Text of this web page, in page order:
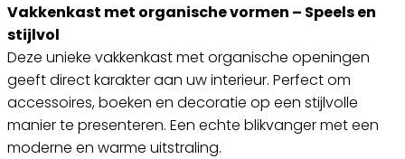
was:
is:
Vakkenkast met organische vormen – Speels en
stijlvol
Deze unieke vakkenkast met organische openingen
geeft direct karakter aan uw interieur. Perfect om
accessoires, boeken en decoratie op een stijlvolle
manier te presenteren. Een echte blikvanger met een
moderne en warme uitstraling.